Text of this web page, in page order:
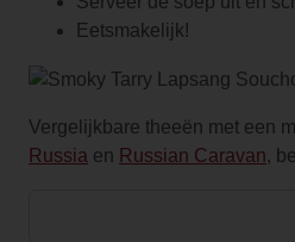
Eetsmakelijk!
Vergelijkbare theeën met een
Russia en Russian Caravan,